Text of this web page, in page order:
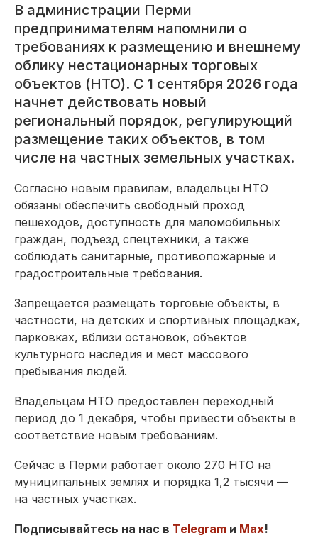
В администрации Перми
предпринимателям напомнили о
требованиях к размещению и внешнему
облику нестационарных торговых
объектов (НТО). С 1 сентября 2026 года
начнет действовать новый
региональный порядок, регулирующий
размещение таких объектов, в том
числе на частных земельных участках.
Согласно новым правилам, владельцы НТО
обязаны обеспечить свободный проход
пешеходов, доступность для маломобильных
граждан, подъезд спецтехники, а также
соблюдать санитарные, противопожарные и
градостроительные требования.
Запрещается размещать торговые объекты, в
частности, на детских и спортивных площадках,
парковках, вблизи остановок, объектов
культурного наследия и мест массового
пребывания людей.
Владельцам НТО предоставлен переходный
период до 1 декабря, чтобы привести объекты в
соответствие новым требованиям.
Сейчас в Перми работает около 270 НТО на
муниципальных землях и порядка 1,2 тысячи —
на частных участках.
Подписывайтесь на нас в Telegram и Max!